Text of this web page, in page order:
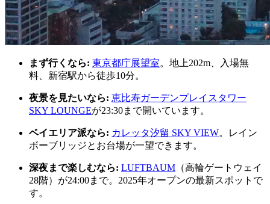
まず行くなら: 東京都庁展望室。地上202m、入場無
料、新宿駅から徒歩10分。
夜景を見たいなら: 恵比寿ガーデンプレイスタワー
SKY LOUNGEが23:30まで開いています。
ベイエリア派なら: カレッタ汐留 SKY VIEW。レイン
ボーブリッジとお台場が一望できます。
深夜まで楽しむなら: LUFTBAUM （高輪ゲートウェイ
28階）が24:00まで。2025年オープンの最新スポットで
す。